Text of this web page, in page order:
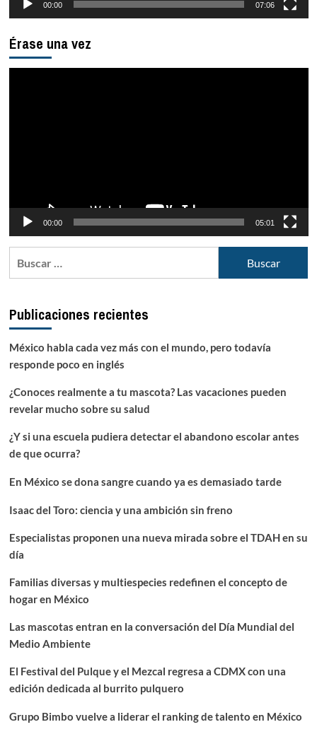
00:00 07:06
Érase una vez
00:00 05:01
Publicaciones recientes
México habla cada vez más con el mundo, pero todavía
responde poco en inglés
¿Conoces realmente a tu mascota? Las vacaciones pueden
revelar mucho sobre su salud
¿Y si una escuela pudiera detectar el abandono escolar antes
de que ocurra?
En México se dona sangre cuando ya es demasiado tarde
Isaac del Toro: ciencia y una ambición sin freno
Especialistas proponen una nueva mirada sobre el TDAH en su
día
Familias diversas y multiespecies redefinen el concepto de
hogar en México
Las mascotas entran en la conversación del Día Mundial del
Medio Ambiente
El Festival del Pulque y el Mezcal regresa a CDMX con una
edición dedicada al burrito pulquero
Grupo Bimbo vuelve a liderar el ranking de talento en México